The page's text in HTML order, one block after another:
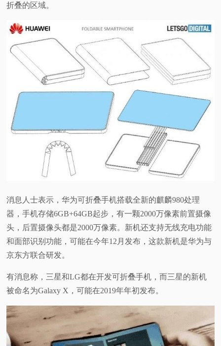
题
折叠的区域。
消息人士表示，华为可折叠手机搭载全新的麒麟980处理
器，手机存储6GB+64GB起步，有一颗2000万像素前置摄像
头，后置摄像头都是2000万像素。新机还支持无线充电功能
和面部识别功能，可能在今年12月发布，这款新机是华为与
京东方联合研发。
有消息称，三星和LG都在开发可折叠手机，而三星的新机
被命名为Galaxy X，可能在2019年年初发布。